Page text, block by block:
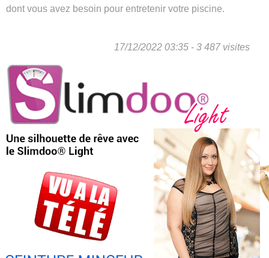
dont vous avez besoin pour entretenir votre piscine.
17/12/2022 03:35 - 3 487 visites